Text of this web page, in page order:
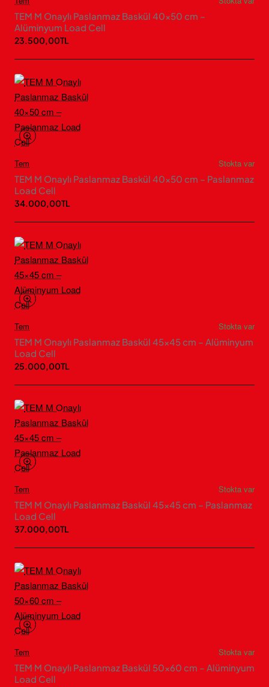
TEM M Onaylı Paslanmaz Baskül 40×50 cm –
Alüminyum Load Cell
23.500,00TL
Tem
Stokta var
TEM M Onaylı Paslanmaz Baskül 40×50 cm – Paslanmaz
Load Cell
34.000,00TL
Tem
Stokta var
TEM M Onaylı Paslanmaz Baskül 45×45 cm – Alüminyum
Load Cell
25.000,00TL
Tem
Stokta var
TEM M Onaylı Paslanmaz Baskül 45×45 cm – Paslanmaz
Load Cell
37.000,00TL
Tem
Stokta var
TEM M Onaylı Paslanmaz Baskül 50×60 cm – Alüminyum
Load Cell